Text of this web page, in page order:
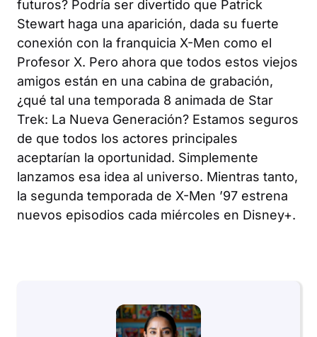
futuros? Podría ser divertido que Patrick
Stewart haga una aparición, dada su fuerte
conexión con la franquicia X-Men como el
Profesor X. Pero ahora que todos estos viejos
amigos están en una cabina de grabación,
¿qué tal una temporada 8 animada de Star
Trek: La Nueva Generación? Estamos seguros
de que todos los actores principales
aceptarían la oportunidad. Simplemente
lanzamos esa idea al universo. Mientras tanto,
la segunda temporada de X-Men ’97 estrena
nuevos episodios cada miércoles en Disney+.